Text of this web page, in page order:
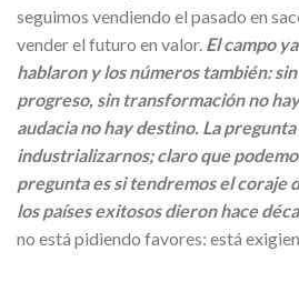
seguimos vendiendo el pasado en
vender el futuro en valor. El campo
hablaron y los números también:
progreso, sin transformación no
audacia no hay destino. La
industrializarnos; claro que
pregunta es si tendremos el coraje
los países exitosos dieron hace
no está pidiendo favores: está